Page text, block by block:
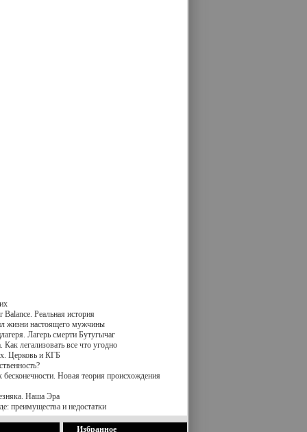
Balance. Реальная история
жизни настоящего мужчины
Лагерь смерти Бутугычаг
легализовать все что угодно
Церковь и КГБ
бесконечности. Новая теория происхождения
Наша Эра
преимущества и недостатки
Избранное